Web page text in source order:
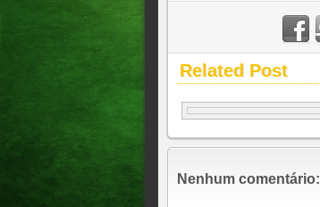
Related Post
Nenhum comentário: